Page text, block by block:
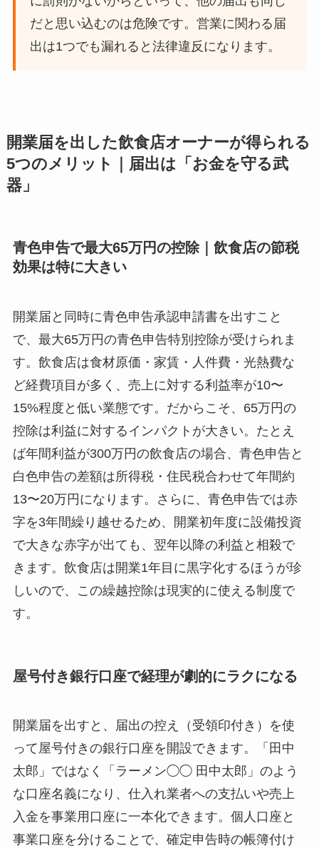
だと思い込むのは危険です。営業に関わる届
出は1つでも漏れると法律違反になります。
開業届を出した飲食店オーナーが得られる
5つのメリット｜届出は「お金を守る武
器」
青色申告で最大65万円の控除｜飲食店の節税
効果は特に大きい
開業届と同時に青色申告承認申請書を出すこと
で、最大65万円の青色申告特別控除が受けられま
す。飲食店は食材原価・家賃・人件費・光熱費な
ど経費項目が多く、売上に対する利益率が10〜
15%程度と低い業態です。だからこそ、65万円の
控除は利益に対するインパクトが大きい。たとえ
ば年間利益が300万円の飲食店の場合、青色申告と
白色申告の差額は所得税・住民税合わせて年間約
13〜20万円になります。さらに、青色申告では赤
字を3年間繰り越せるため、開業初年度に設備投資
で大きな赤字が出ても、翌年以降の利益と相殺で
きます。飲食店は開業1年目に黒字化するほうが珍
しいので、この繰越控除は現実的に使える制度で
す。
屋号付き銀行口座で経理が劇的にラクになる
開業届を出すと、届出の控え（受領印付き）を使
って屋号付きの銀行口座を開設できます。「田中
太郎」ではなく「ラーメン◯◯ 田中太郎」のよう
な口座名義になり、仕入れ業者への支払いや売上
入金を事業用口座に一本化できます。個人口座と
事業口座を分けることで、確定申告時の帳簿付け